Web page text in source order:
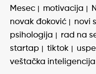
Mesec
motivacija
novak đoković
novi
psihologija
rad na
startap
tiktok
veštačka inteligencija